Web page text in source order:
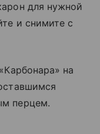
для нужной
и снимите с
на
перцем.